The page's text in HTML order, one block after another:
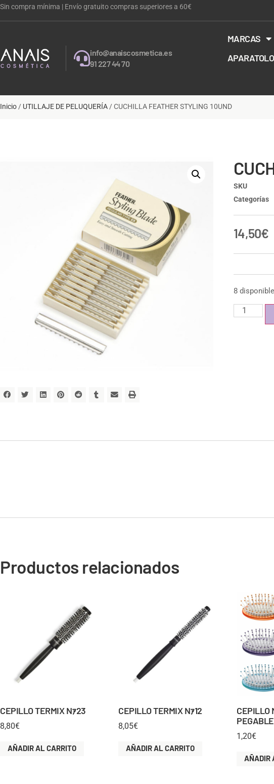
Sin compra mínima | Envío gratuito compras superiores a 60€
info@anaiscosmetica.es
91 227 44 70
MARCAS
Inicio/ UTILLAJE DE PELUQUERÍA/ CUCHILLA FEATHER STYLING 10UND
SKU
Categorías
14,50€
8
Productos relacionados
CEPILLO TERMIX Nｧ23
8,80€
AÑADIR AL CARRITO
CEPILLO TERMIX Nｧ12
8,05€
AÑADIR AL CARRITO
CEPILLO
PEGABLE
1,20€
AÑADIR